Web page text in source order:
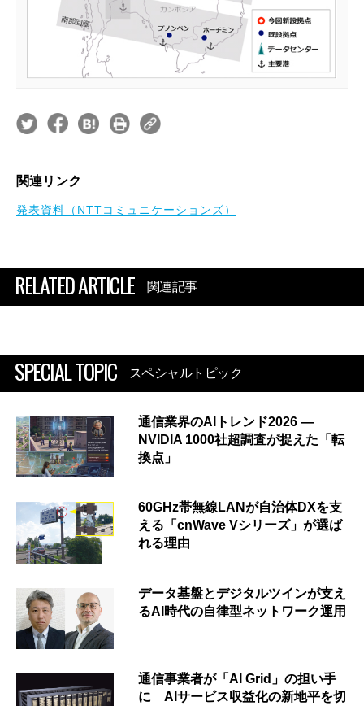
関連リンク
発表資料（NTTコミュニケーションズ）
RELATED ARTICLE 関連記事
SPECIAL TOPIC スペシャルトピック
通信業界のAIトレンド2026 ―
NVIDIA 1000社超調査が捉えた「転
換点」
60GHz帯無線LANが自治体DXを支
える「cnWave Vシリーズ」が選ば
れる理由
データ基盤とデジタルツインが支え
るAI時代の自律型ネットワーク運用
通信事業者が「AI Grid」の担い手
に AIサービス収益化の新地平を切